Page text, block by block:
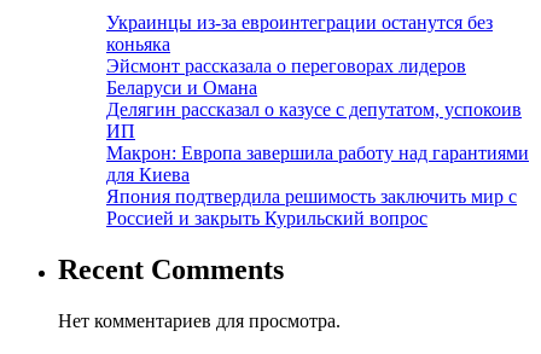
Украинцы из-за евроинтеграции останутся без
коньяка
Эйсмонт рассказала о переговорах лидеров
Беларуси и Омана
Делягин рассказал о казусе с депутатом, успокоив
ИП
Макрон: Европа завершила работу над гарантиями
для Киева
Япония подтвердила решимость заключить мир с
Россией и закрыть Курильский вопрос
Recent Comments
Нет комментариев для просмотра.